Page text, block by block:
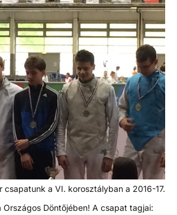
csapatunk a VI. korosztályban a 2016-17.
Országos Döntőjében! A csapat tagjai: